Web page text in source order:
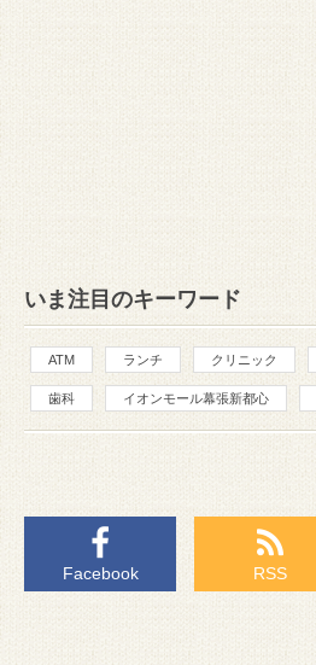
いま注目のキーワード
ATM ランチ クリニック
歯科 イオンモール幕張新都心
Facebook RSS